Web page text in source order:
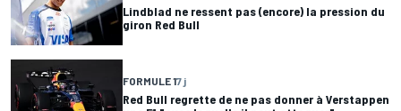
Lindblad ne ressent pas (encore) la pression du
giron Red Bull
FORMULE 17 j
Red Bull regrette de ne pas donner à Verstappen